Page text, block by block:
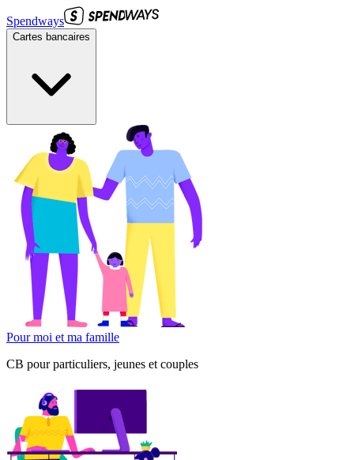
Spendways
Cartes bancaires
Pour moi et ma famille
CB pour particuliers, jeunes et couples